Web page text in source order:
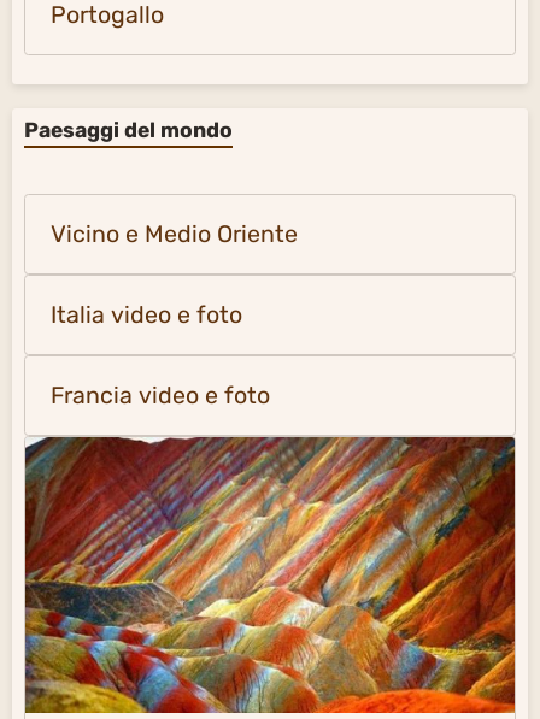
Portogallo
Paesaggi del mondo
Vicino e Medio Oriente
Italia video e foto
Francia video e foto